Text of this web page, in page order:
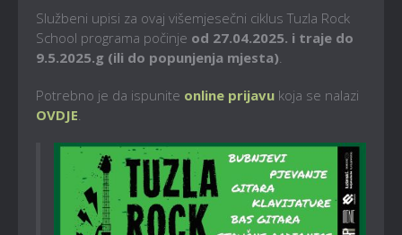
Službeni upisi za ovaj višemjesečni ciklus Tuzla Rock
School programa počinje od 27.04.2025. i traje do
9.5.2025.g (ili do popunjenja mjesta).
Potrebno je da ispunite online prijavu koja se nalazi
OVDJE.